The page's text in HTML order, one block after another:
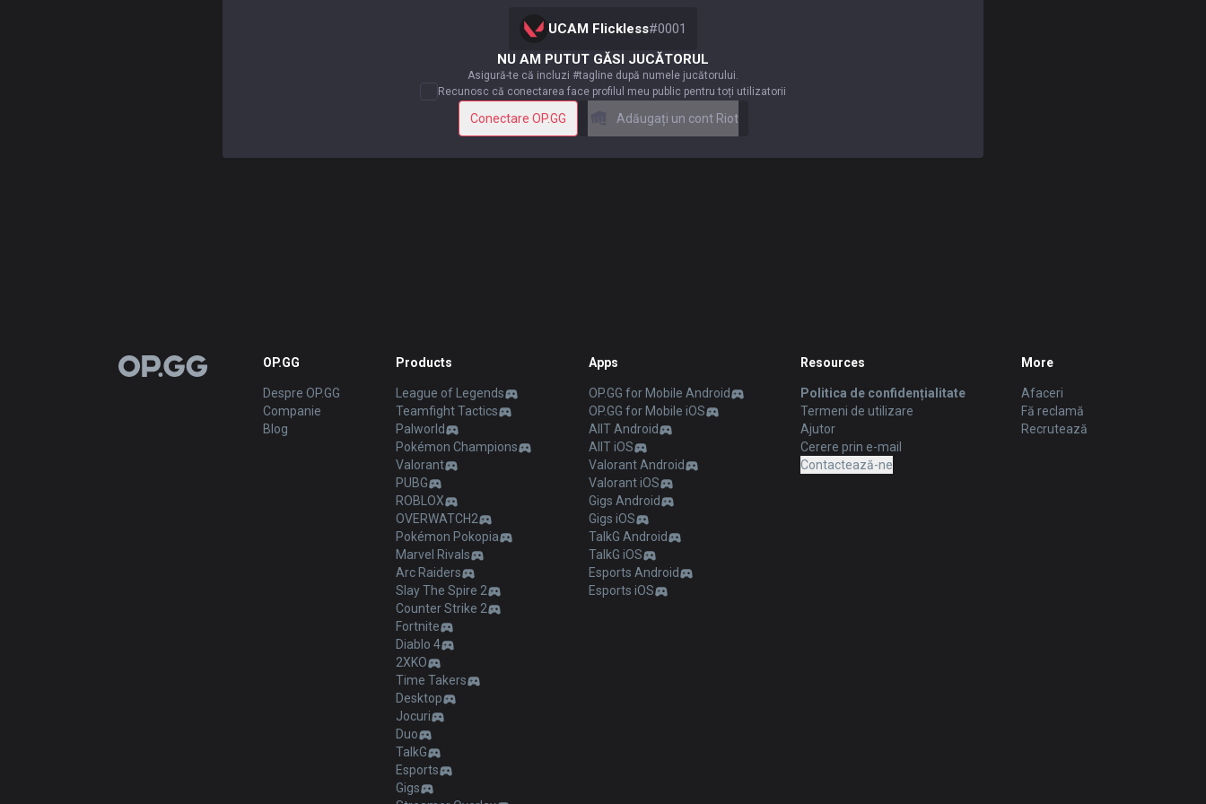
UCAM Flickless#0001
NU AM PUTUT GĂSI JUCĂTORUL
Asigură-te că incluzi #tagline după numele jucătorului.
Recunosc că conectarea face profilul meu public pentru toți utilizatorii
Conectare OP.GG Adăugați un cont Riot
OP.GG OP.GG
Despre OP.GG
Companie
Blog
Products
League of Legends
Teamfight Tactics
Palworld
Pokémon Champions
Valorant
PUBG
ROBLOX
OVERWATCH2
Pokémon Pokopia
Marvel Rivals
Arc Raiders
Slay The Spire 2
Counter Strike 2
Fortnite
Diablo 4
2XKO
Time Takers
Desktop
Jocuri
Duo
TalkG
Esports
Gigs
Apps
OP.GG for Mobile Android
OP.GG for Mobile iOS
AllT Android
AllT iOS
Valorant Android
Valorant iOS
Gigs Android
Gigs iOS
TalkG Android
TalkG iOS
Esports Android
Esports iOS
Resources
Politica de confidențialitate
Termeni de utilizare
Ajutor
Cerere prin e-mail
Contactează-ne
More
Afaceri
Fă reclamă
Recrutează